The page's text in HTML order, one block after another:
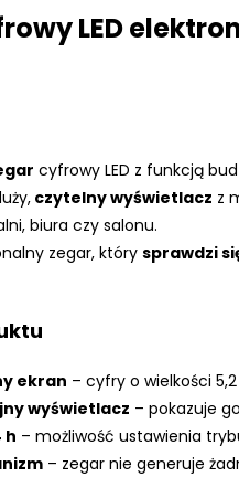
LED
cyfrowy LED z funkcją
czytelny wyświetlacz z
biura czy salonu.
zegar, który sprawdzi
ekran – cyfry o wielkości
wyświetlacz – pokazuje
h – możliwość ustawienia
– zegar nie generuje